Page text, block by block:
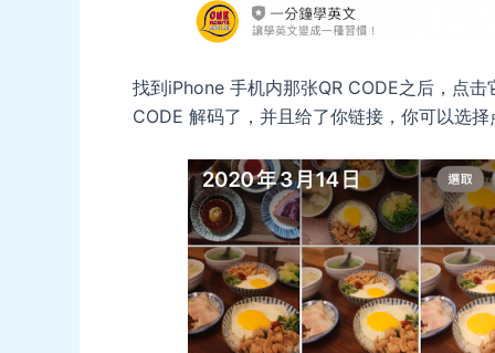
找到iPhone 手机内那张QR CODE之后，点
CODE 解码了，并且给了你链接，你可以选择